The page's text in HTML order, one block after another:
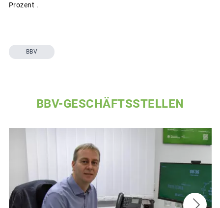
Prozent .
BBV
BBV-GESCHÄFTSSTELLEN